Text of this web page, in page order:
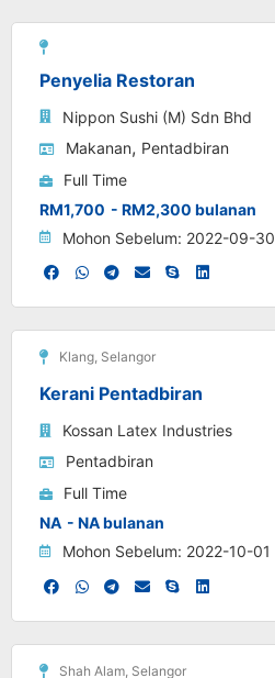
Penyelia Restoran
Nippon Sushi (M) Sdn Bhd
Makanan, Pentadbiran
Full Time
RM1,700 - RM2,300 bulanan
Mohon Sebelum: 2022-09-30
Klang, Selangor
Kerani Pentadbiran
Kossan Latex Industries
Pentadbiran
Full Time
NA - NA bulanan
Mohon Sebelum: 2022-10-01
Shah Alam Selangor